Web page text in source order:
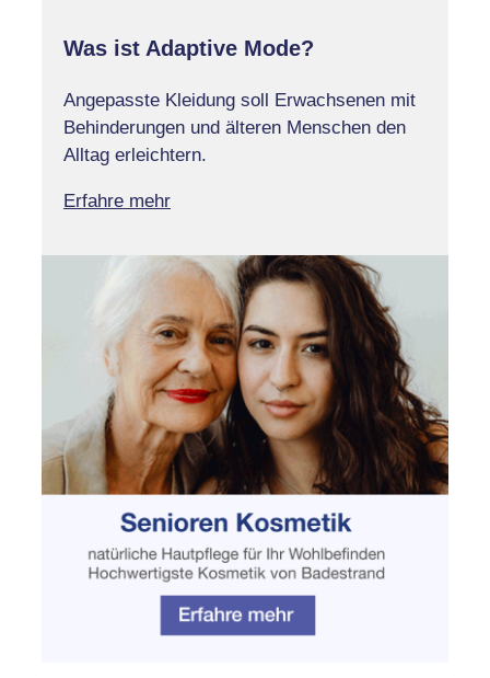
Was ist Adaptive Mode?
Angepasste Kleidung soll Erwachsenen mit
Behinderungen und älteren Menschen den
Alltag erleichtern.
Erfahre mehr